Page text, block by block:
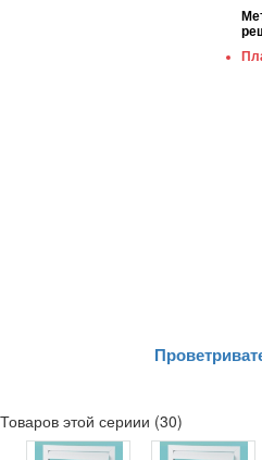
Товаров этой сериии (30)